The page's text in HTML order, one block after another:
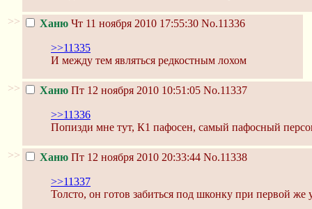
>> Ханю Чт 11 ноября 2010 17:55:30 No.11336
>>11335
И между тем являться редкостным лохом
>> Ханю Пт 12 ноября 2010 10:51:05 No.11337
>>11336
Попизди мне тут, К1 пафосен, самый пафосный
>> Ханю Пт 12 ноября 2010 20:33:44 No.11338
>>11337
Толсто, он готов забиться под шконку при первой же